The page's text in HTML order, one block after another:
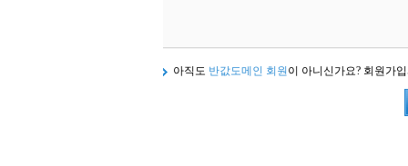
아직도 반값도메인 회원 이 아니신가요? 회원가